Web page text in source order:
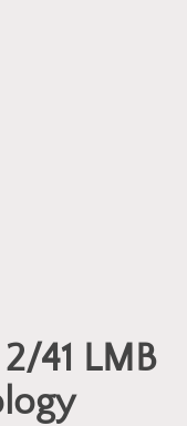
41 LMB